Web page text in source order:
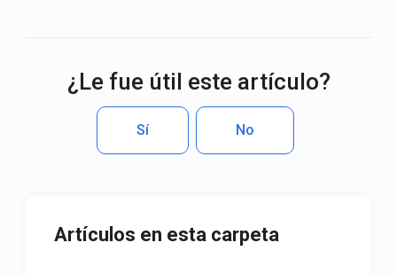
¿Le fue útil este artículo?
No
Sí
Artículos en esta carpeta